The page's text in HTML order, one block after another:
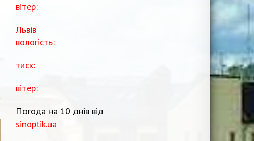
вітер:
Львів
вологість:
тиск:
вітер:
Погода на 10 днів від
sinoptik.ua